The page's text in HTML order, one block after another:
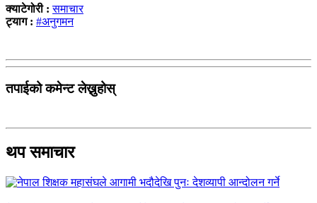
क्याटेगोरी :समाचार
ट्याग : #अनुगमन
तपाईको कमेन्ट लेख्नुहोस्
थप समाचार